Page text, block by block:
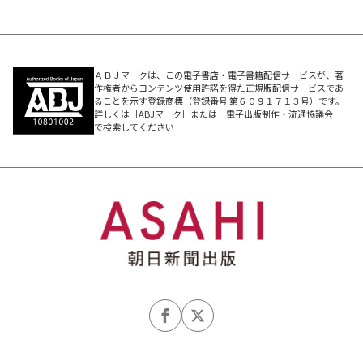
ＡＢＪマークは、この電子書店・電子書籍配信サービスが、著
作権者からコンテンツ使用許諾を得た正規版配信サービスであ
ることを示す登録商標（登録番号 第６０９１７１３号）です。
詳しくは［ABJマーク］または［電子出版制作・流通協議会］
で検索してください